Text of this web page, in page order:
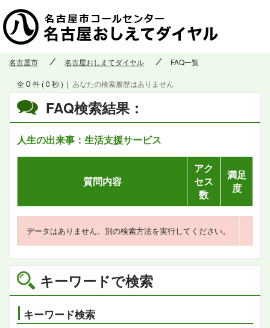
名古屋市 名古屋おしえてダイヤル FAQ一覧
キーワードで検索
キーワード検索
FAQ検索結果：
人生の出来事：生活支援サービス
全0件 ( 0 秒 ) | あなたの検索履歴はありません
質問内容
アク
セス
数
満足
度
データはありません。別の検索方法を実行してください。